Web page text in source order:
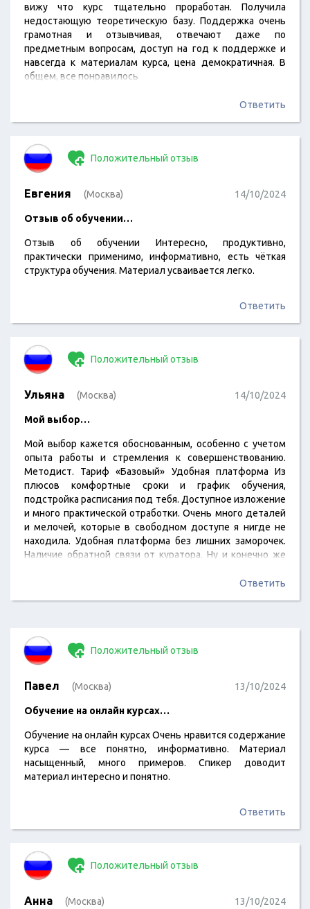
вижу что курс тщательно проработан. Получила
недостающую теоретическую базу. Поддержка очень
грамотная и отзывчивая, отвечают даже по
предметным вопросам, доступ на год к поддержке и
навсегда к материалам курса, цена демократичная. В
общем, все понравилось
Ответить
Положительный отзыв
Евгения (Москва) 14/10/2024
Отзыв об обучении…
Отзыв об обучении Интересно, продуктивно,
практически применимо, информативно, есть чёткая
структура обучения. Материал усваивается легко.
Ответить
Положительный отзыв
Ульяна (Москва) 14/10/2024
Мой выбор…
Мой выбор кажется обоснованным, особенно с учетом
опыта работы и стремления к совершенствованию.
Методист. Тариф «Базовый» Удобная платформа Из
плюсов комфортные сроки и график обучения,
подстройка расписания под тебя. Доступное изложение
и много практической отработки. Очень много деталей
и мелочей, которые в свободном доступе я нигде не
находила. Удобная платформа без лишних заморочек.
Наличие обратной связи от куратора. Ну и конечно же
Ответить
Положительный отзыв
Павел (Москва) 13/10/2024
Обучение на онлайн курсах…
Обучение на онлайн курсах Очень нравится содержание
курса — все понятно, информативно. Материал
насыщенный, много примеров. Спикер доводит
материал интересно и понятно.
Ответить
Положительный отзыв
Анна (Москва) 13/10/2024